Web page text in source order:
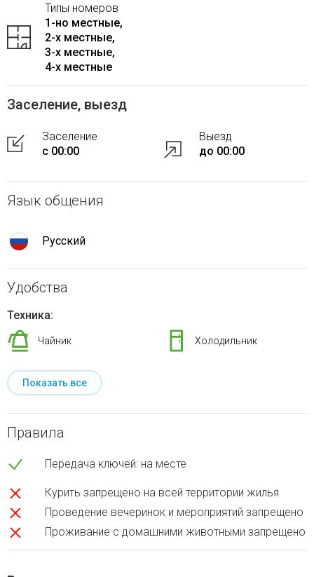
Типы номеров
1-но местные,
2-x местные,
3-x местные,
4-x местные
Заселение, выезд
Заселение
с 00:00
Выезд
до 00:00
Язык общения
Русский
Удобства
Техника:
Чайник Холодильник
Показать все
Правила
Передача ключей: на месте
Курить запрещено на всей территории жилья
Проведение вечеринок и мероприятий запрещено
Проживание с домашними животными запрещено